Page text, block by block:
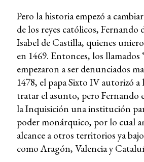
Pero la historia empezó a
de los reyes católicos, Fernando
Isabel de Castilla, quienes
en 1469. Entonces, los llamados
empezaron a ser denunciados
1478, el papa Sixto IV autorizó a
tratar el asunto, pero Fernando
la Inquisición una institución
poder monárquico, por lo cual
alcance a otros territorios ya
como Aragón, Valencia y